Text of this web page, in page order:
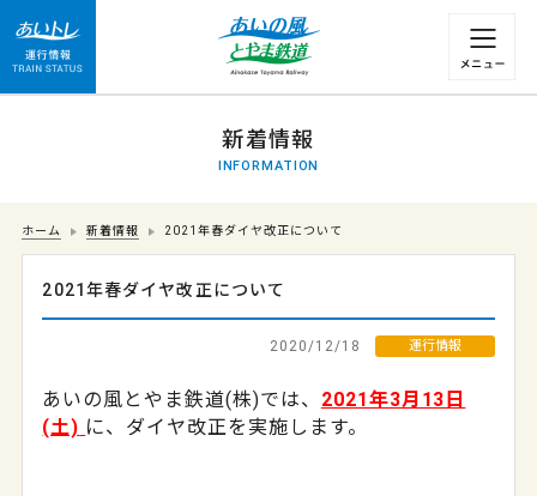
運行情報 列車の遅れ情報等についてはこちら
新着情報
INFORMATION
ホーム 新着情報 2021年春ダイヤ改正について
2021年春ダイヤ改正について
2020/12/18 運行情報
あいの風とやま鉄道(株)では、 2021年3月13日
(土) に、ダイヤ改正を実施します。